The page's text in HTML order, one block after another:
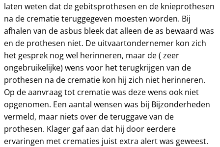
laten weten dat de gebitsprothesen en de knieprothesen
na de crematie teruggegeven moesten worden. Bij
afhalen van de asbus bleek dat alleen de as bewaard was
en de prothesen niet. De uitvaartondernemer kon zich
het gesprek nog wel herinneren, maar de ( zeer
ongebruikelijke) wens voor het terugkrijgen van de
prothesen na de crematie kon hij zich niet herinneren.
Op de aanvraag tot crematie was deze wens ook niet
opgenomen. Een aantal wensen was bij Bijzonderheden
vermeld, maar niets over de teruggave van de
prothesen. Klager gaf aan dat hij door eerdere
ervaringen met crematies juist extra alert was geweest.